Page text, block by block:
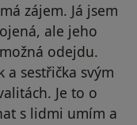
zájem. Já jsem
ale jeho
odejdu.
a sestřička svým
Je to o
s lidmi umím a